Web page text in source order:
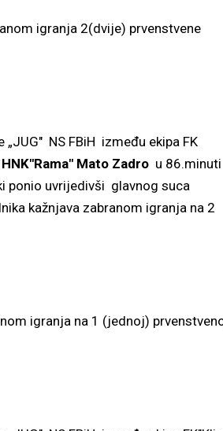
igranja 2(dvije) prvenstvene
NS FBiH između ekipa FK
Mato Zadro u 86.minuti
ponio uvrijedivši glavnog suca
kažnjava zabranom igranja na 2
igranja na 1 (jednoj)